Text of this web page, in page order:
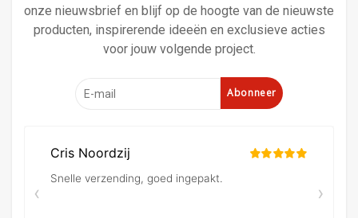
onze nieuwsbrief en blijf op de hoogte van de nieuwste
producten, inspirerende ideeën en exclusieve acties
voor jouw volgende project.
Abonneer